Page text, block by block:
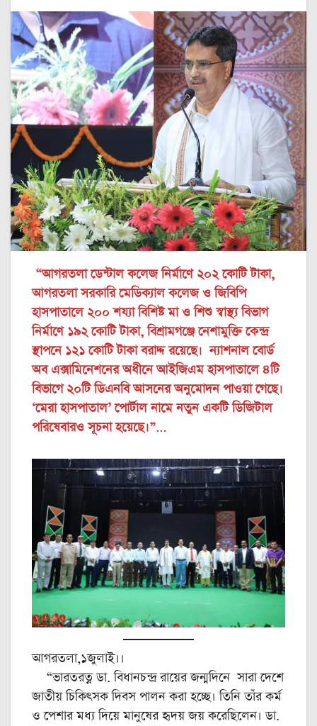
“আগরতলা ডেন্টাল কলেজ নির্মাণে ২০২ কোটি টাকা,
আগরতলা সরকারি মেডিক্যাল কলেজ ও জিবিপি
হাসপাতালে ২০০ শয্যা বিশিষ্ট মা ও শিশু স্বাস্থ্য বিভাগ
নির্মাণে ১৯২ কোটি টাকা, বিশ্রামগঞ্জে নেশামুক্তি কেন্দ্র
স্থাপনে ১২১ কোটি টাকা বরাদ্দ রয়েছে। ন্যাশনাল বোর্ড
অব এক্সামিনেশনের অধীনে আইজিএম হাসপাতালে ৪টি
বিভাগে ২০টি ডিএনবি আসনের অনুমোদন পাওয়া গেছে।
‘মেরা হাসপাতাল’ পোর্টাল নামে নতুন একটি ডিজিটাল
পরিষেবারও সূচনা হয়েছে।”…
আগরতলা,১জুলাই।।
“ভারতরত্ন ডা. বিধানচন্দ্র রায়ের জন্মদিনে সারা দেশে
জাতীয় চিকিৎসক দিবস পালন করা হচ্ছে। তিনি তাঁর কর্ম
ও পেশার মধ্য দিয়ে মানুষের হৃদয় জয় করেছিলেন। ডা.